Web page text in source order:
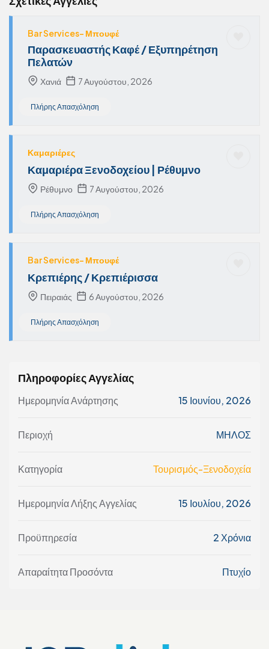
Bar Services- Μπουφέ
Παρασκευαστής Καφέ / Εξυπηρέτηση
Πελατών
Χανιά 7 Αυγούστου, 2026
Πλήρης Απασχόληση
Καμαριέρες
Καμαριέρα Ξενοδοχείου | Ρέθυμνο
Ρέθυμνο 7 Αυγούστου, 2026
Πλήρης Απασχόληση
Bar Services- Μπουφέ
Κρεπιέρης / Κρεπιέρισσα
Πειραιάς 6 Αυγούστου, 2026
Πλήρης Απασχόληση
Πληροφορίες Αγγελίας
Ημερομηνία Ανάρτησης 15 Ιουνίου, 2026
Περιοχή ΜΗΛΟΣ
Κατηγορία Τουρισμός-Ξενοδοχεία
Ημερομηνία Λήξης Αγγελίας 15 Ιουλίου, 2026
Προϋπηρεσία 2 Χρόνια
Απαραίτητα Προσόντα Πτυχίο